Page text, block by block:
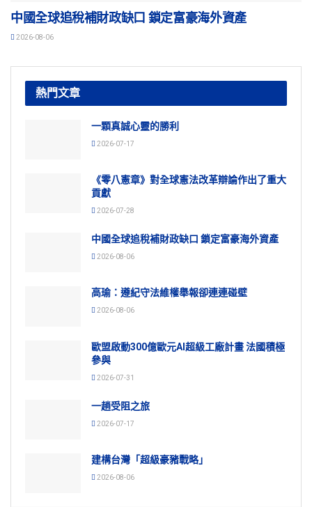
中國全球追稅補財政缺口 鎖定富豪海外資產
2026-08-06
熱門文章
一顆真誠心靈的勝利
2026-07-17
《零八憲章》對全球憲法改革辯論作出了重大
貢獻
2026-07-28
中國全球追稅補財政缺口 鎖定富豪海外資產
2026-08-06
高瑜：遵紀守法維權舉報卻連連碰壁
2026-08-06
歐盟啟動300億歐元AI超級工廠計畫 法國積極
參與
2026-07-31
一趟受阻之旅
2026-07-17
建構台灣「超級豪豬戰略」
2026-08-06